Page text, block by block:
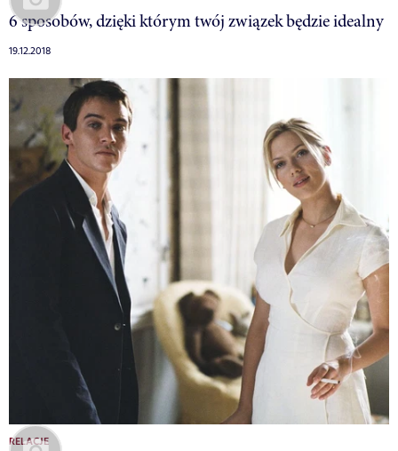
6 sposobów, dzięki którym twój związek będzie idealny
19.12.2018
RELACJE